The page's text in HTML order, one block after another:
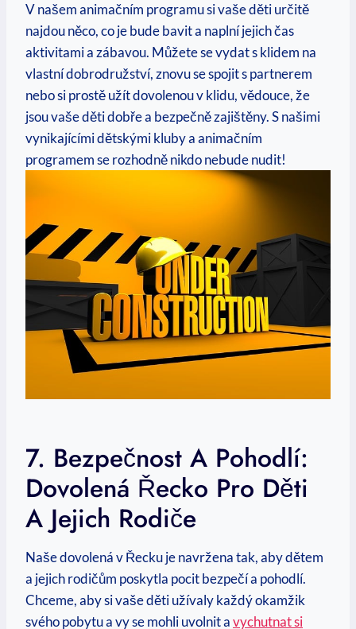
V našem⁤ animačním programu si vaše děti určitě‌
najdou něco, co je bude bavit a naplní jejich čas
aktivitami a zábavou. Můžete se vydat s klidem ‍na
vlastní dobrodružství, ⁤znovu se spojit ⁣s partnerem
nebo‍ si ⁢prostě užít dovolenou​ v klidu, vědouce, že​
jsou vaše ⁢děti dobře ⁢a bezpečně zajištěny.⁣ S našimi
vynikajícími dětskými kluby a animačním
programem se‍ rozhodně nikdo nebude nudit!
7. Bezpečnost A Pohodlí:⁢
Dovolená Řecko Pro Děti
A⁣ Jejich Rodiče
Naše ‌dovolená v Řecku je navržena tak, aby dětem
a jejich rodičům poskytla pocit bezpečí a pohodlí.
Chceme, ⁢aby ⁢si vaše děti užívaly každý okamžik
svého pobytu a ​vy se mohli ⁢uvolnit ⁣avychutnat si